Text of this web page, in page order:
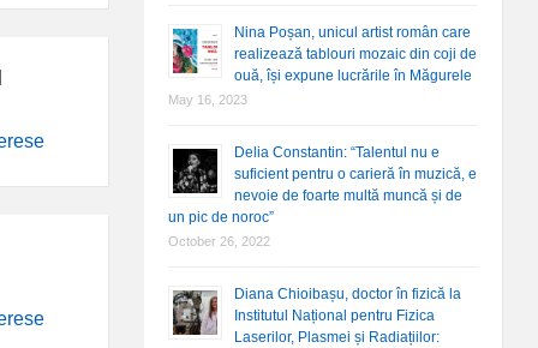
Nina Poșan, unicul artist român care
realizează tablouri mozaic din coji de
ouă, își expune lucrările în Măgurele
May 16, 2023
Delia Constantin: “Talentul nu e
suficient pentru o carieră în muzică, e
nevoie de foarte multă muncă și de
un pic de noroc”
October 26, 2022
Diana Chioibașu, doctor în fizică la
Institutul Național pentru Fizica
Laserilor, Plasmei și Radiațiilor: